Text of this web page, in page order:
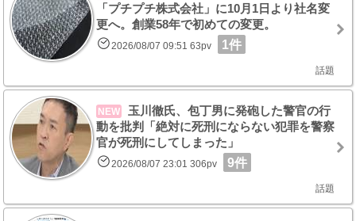
「プチプチ株式会社」に10月1日より社名変
更へ。創業58年で初めての変更。
2026/08/07 09:51 63pv 1件
話題
NEW
玉川徹氏、包丁男に発砲した警官の行
動を批判「絶対に死刑にならない犯罪を警察
官が死刑にしてしまった」
2026/08/07 23:01 306pv 9件
話題